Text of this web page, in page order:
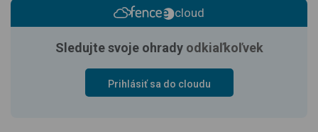
cloud
Sledujte svoje ohrady odkiaľkoľvek
Prihlásiť sa do cloudu